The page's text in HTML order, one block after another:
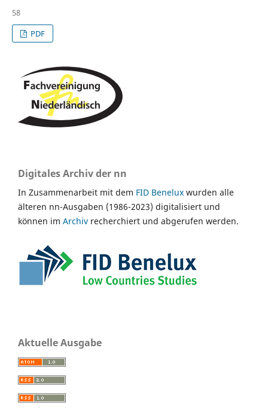
58
PDF
Digitales Archiv der nn
In Zusammenarbeit mit dem FID Benelux wurden alle
älteren nn-Ausgaben (1986-2023) digitalisiert und
können im Archiv recherchiert und abgerufen werden.
Aktuelle Ausgabe